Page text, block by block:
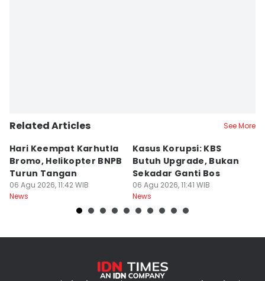
Related Articles See More
Hari Keempat Karhutla
Bromo, Helikopter BNPB
Turun Tangan
06 Agu 2026, 11:42 WIB
News
Kasus Korupsi: KBS
Butuh Upgrade, Bukan
Sekadar Ganti Bos
06 Agu 2026, 11:41 WIB
News